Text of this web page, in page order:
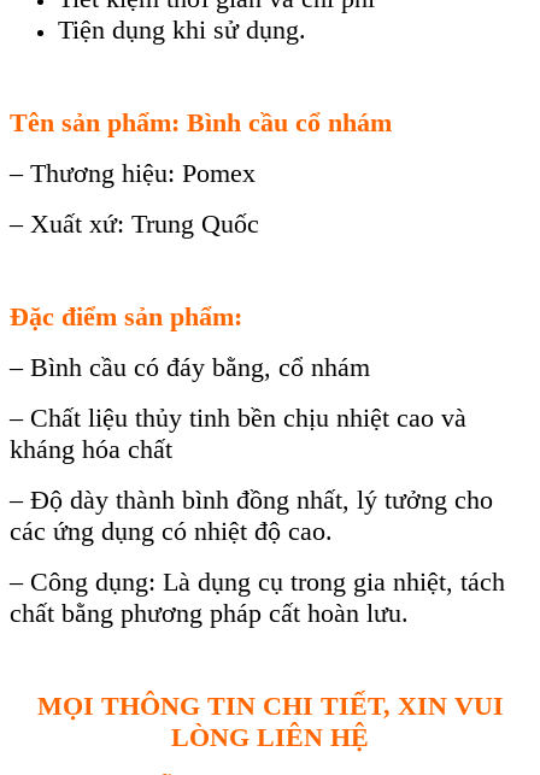
Tiện dụng khi sử dụng.
Tên sản phẩm: Bình cầu cổ nhám
– Thương hiệu: Pomex
– Xuất xứ: Trung Quốc
Đặc điểm sản phẩm:
– Bình cầu có đáy bằng, cổ nhám
– Chất liệu thủy tinh bền chịu nhiệt cao và
kháng hóa chất
– Độ dày thành bình đồng nhất, lý tưởng cho
các ứng dụng có nhiệt độ cao.
– Công dụng: Là dụng cụ trong gia nhiệt, tách
chất bằng phương pháp cất hoàn lưu.
MỌI THÔNG TIN CHI TIẾT, XIN VUI
LÒNG LIÊN HỆ